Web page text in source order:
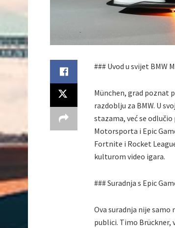
### Uvod u svijet BMW
München, grad poznat
razdoblju za BMW. U
stazama, već se
Motorsporta i Epic
Fortnite i Rocket
kulturom video igara.
### Suradnja s Epic
Ova suradnja nije samo
publici. Timo Brückner,